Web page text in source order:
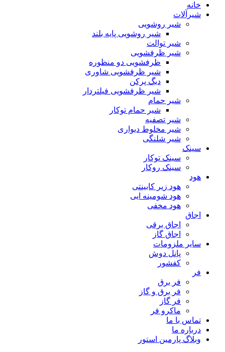
خانه
شیرآلات
شیر روشویی
شیر روشویی پایه بلند
شیر توالت
شیر ظرفشویی
ظرفشویی دو منظوره
شیر ظرفشویی شاوری
دیگ پرکن
شیر ظرفشویی فیلتردار
شیر حمام
شیر حمام توکار
شیر تصفیه
شیر مخلوط دیواری
شیر شلنگی
سینک
سینک توکار
سینک روکار
هود
هود زیر كابینتی
هود شومینه ایی
هود مخفى
اجاق
اجاق برقى
اجاق گاز
سایر ملزومات
پانل دوش
کفشور
فر
فر برق
فر برق و گاز
فر گاز
ماكرو فر
تماس با ما
درباره ما
وبلاگ پارمین استور